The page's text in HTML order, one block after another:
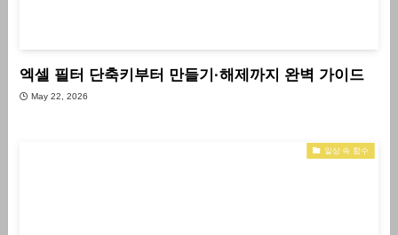
엑셀 필터 단축키부터 만들기·해제까지 완벽 가이드
May 22, 2026
일상 속 함수